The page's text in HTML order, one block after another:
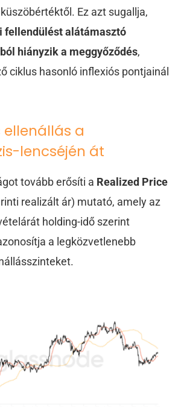
Ez azt sugallja,
fellendülést alátámasztó
hiányzik a meggyőződés,
ciklus hasonló inflexiós pontjainál
ellenállás a
lencséjén át
tovább erősíti a Realized Price
realizált ár) mutató, amely az
holding-idő szerint
a legközvetlenebb